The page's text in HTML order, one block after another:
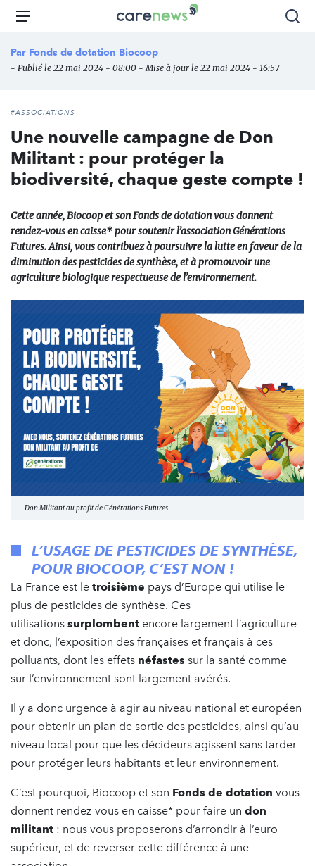
Aller
principal
Carenews,
média
des
Menu
Par Fonds de dotation Biocoop
- Publié le 22 mai 2024 - 08:00 - Mise à jour le 22 mai 2024 - 16:57
#ASSOCIATIONS
Une nouvelle campagne de Don
Militant : pour protéger la
biodiversité, chaque geste compte !
Cette année, Biocoop et son Fonds de dotation vous donnent
rendez-vous en caisse* pour soutenir l’association Générations
Futures. Ainsi, vous contribuez à poursuivre la lutte en faveur de la
diminution des pesticides de synthèse, et à promouvoir une
agriculture biologique respectueuse de l’environnement.
Don Militant au profit de Générations Futures
L’USAGE DE PESTICIDES DE SYNTHÈSE,
POUR BIOCOOP, C’EST NON !
La France est le troisième pays d’Europe qui utilise le
plus de pesticides de synthèse. Ces
utilisations surplombent encore largement l’agriculture
et donc, l’exposition des françaises et français à ces
polluants, dont les effets néfastes sur la santé comme
sur l’environnement sont largement avérés.
Il y a donc urgence à agir au niveau national et européen
pour obtenir un plan de sortie des pesticides, ainsi qu’au
niveau local pour que les décideurs agissent sans tarder
pour protéger leurs habitants et leur environnement.
C’est pourquoi, Biocoop et son Fonds de dotation vous
donnent rendez-vous en caisse* pour faire un don
militant : nous vous proposerons d’arrondir à l’euro
supérieur, et de reverser cette différence à une